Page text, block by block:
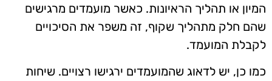
המיון או תהליך הראיונות. כאשר מועמדים מרגישים
שהם חלק מתהליך שקוף, זה משפר את הסיכויים
לקבלת המועמד.
כמו כן, יש לדאוג שהמועמדים ירגישו רצויים. שיחות